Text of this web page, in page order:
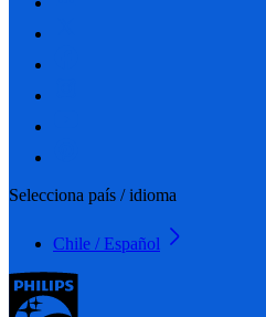
Selecciona país / idioma
Chile / Español